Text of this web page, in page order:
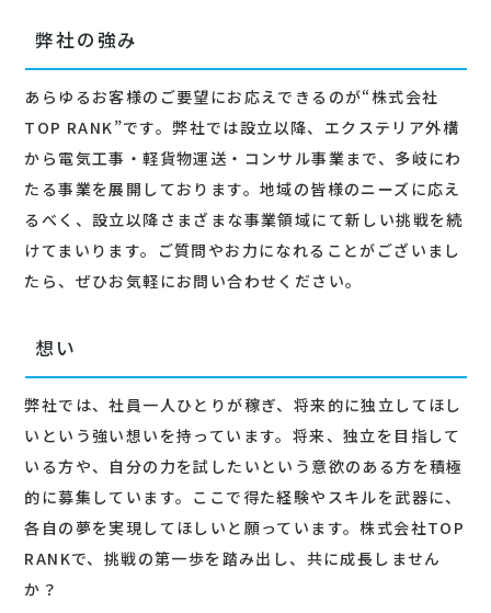
弊社の強み
あらゆるお客様のご要望にお応えできるのが“株式会社
TOP RANK”です。弊社では設立以降、エクステリア外構
から電気工事・軽貨物運送・コンサル事業まで、多岐にわ
たる事業を展開しております。地域の皆様のニーズに応え
るべく、設立以降さまざまな事業領域にて新しい挑戦を続
けてまいります。ご質問やお力になれることがございまし
たら、ぜひお気軽にお問い合わせください。
想い
弊社では、社員一人ひとりが稼ぎ、将来的に独立してほし
いという強い想いを持っています。将来、独立を目指して
いる方や、自分の力を試したいという意欲のある方を積極
的に募集しています。ここで得た経験やスキルを武器に、
各自の夢を実現してほしいと願っています。株式会社TOP
RANKで、挑戦の第一歩を踏み出し、共に成長しません
か？